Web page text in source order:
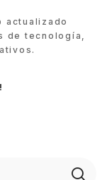
actualizado
de tecnología,